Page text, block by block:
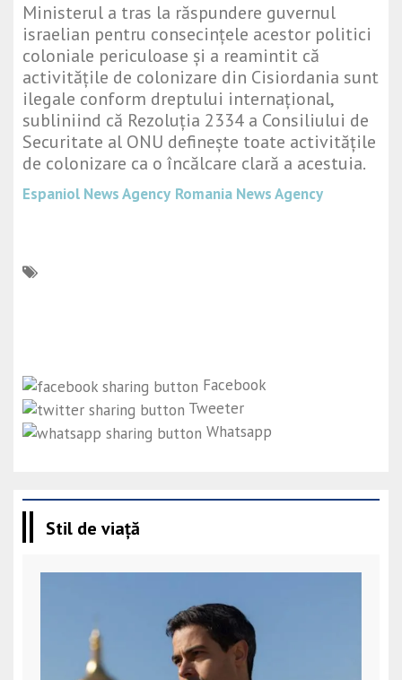
Ministerul a tras la răspundere guvernul
israelian pentru consecințele acestor politici
coloniale periculoase și a reamintit că
activitățile de colonizare din Cisiordania sunt
ilegale conform dreptului internațional,
subliniind că Rezoluția 2334 a Consiliului de
Securitate al ONU definește toate activitățile
de colonizare ca o încălcare clară a acestuia.
Espaniol News Agency Romania News Agency
Facebook
Tweeter
Whatsapp
Stil de viață